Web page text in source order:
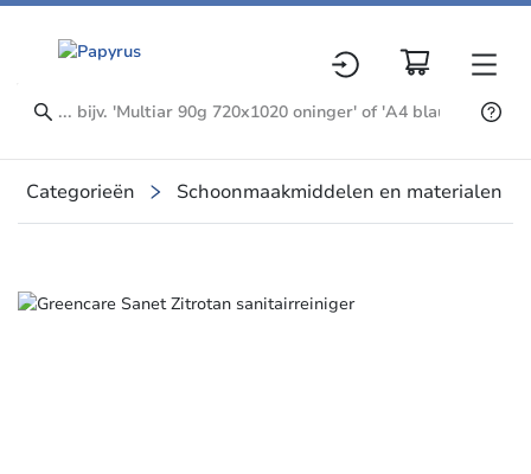
Categorieën Schoonmaakmiddelen en materialen
Slide 2 of 2